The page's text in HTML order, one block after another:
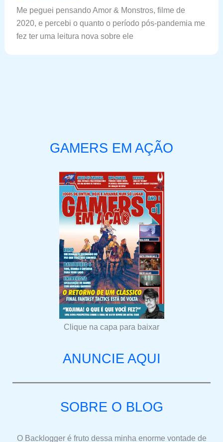
Me peguei pensando Amor & Monstros, filme de
2020, e percebi o quanto o período pós-pandemia me
fez ter uma leitura nova sobre ele
GAMERS EM AÇÃO
Clique na capa para baixar
ANUNCIE AQUI
SOBRE O BLOG
O Backlogger é fruto dessa minha enorme vontade de